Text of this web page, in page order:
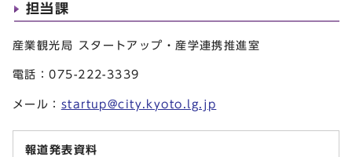
担当課
産業観光局 スタートアップ・産学連携推進室
電話：075-222-3339
メール： startup@city.kyoto.lg.jp
報道発表資料